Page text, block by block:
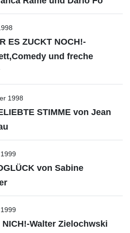
ES ZUCKT NOCH!-
und freche
1998
STIMME von Jean
von Sabine
NICH!-Walter Zielochwski